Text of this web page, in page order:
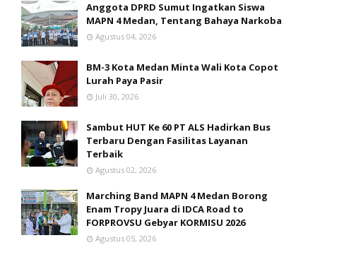
Anggota DPRD Sumut Ingatkan Siswa
MAPN 4 Medan, Tentang Bahaya Narkoba
Agustus 04, 2026
BM-3 Kota Medan Minta Wali Kota Copot
Lurah Paya Pasir
Juli 30, 2026
Sambut HUT Ke 60 PT ALS Hadirkan Bus
Terbaru Dengan Fasilitas Layanan
Terbaik
Agustus 02, 2026
Marching Band MAPN 4 Medan Borong
Enam Tropy Juara di IDCA Road to
FORPROVSU Gebyar KORMISU 2026
Agustus 05, 2026